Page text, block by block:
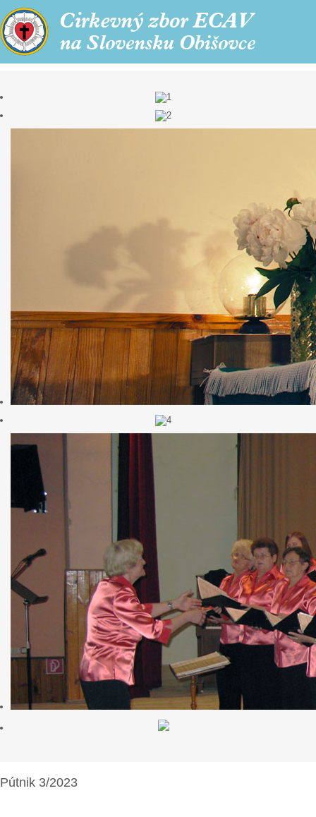
Pútnik 3/2023